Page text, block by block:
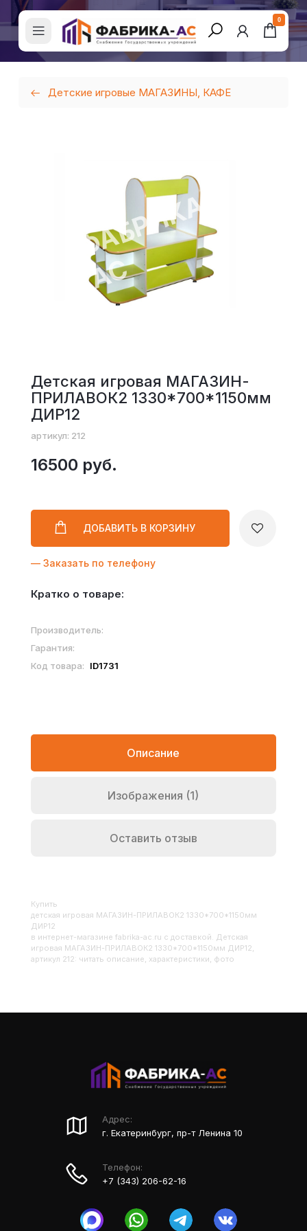
0
Детские игровые МАГАЗИНЫ, КАФЕ
Детская игровая МАГАЗИН-
ПРИЛАВОК2 1330*700*1150мм
ДИР12
артикул: 212
16500 руб.
ДОБАВИТЬ В КОРЗИНУ
— Заказать по телефону
Кратко о товаре:
Производитель:
Гарантия:
Код товара:
ID1731
Описание
Изображения (1)
Оставить отзыв
Купить
Детская игровая МАГАЗИН-ПРИЛАВОК2 1330*700*1150мм
ДИР12
в интернет-магазине fabrika-ac.ru с доставкой. Детская
игровая МАГАЗИН-ПРИЛАВОК2 1330*700*1150мм ДИР12,
артикул 212: читать описание, характеристики, фото
Адрес:
г. Екатеринбург, пр-т Ленина 10
Телефон:
+7 (343) 206-62-16